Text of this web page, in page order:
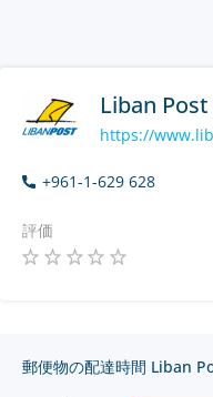
Liban Post
https://
+961-1-629 628
評価
郵便物の配達時間 Liban